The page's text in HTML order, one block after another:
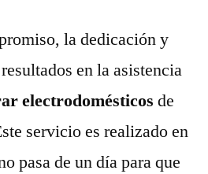
la dedicación y
en la asistencia
electrodomésticos de
servicio es realizado en
pasa de un día para que